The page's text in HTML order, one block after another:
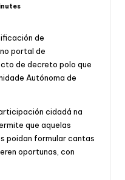
de
portal de
de decreto polo que
Autónoma de
cidadá na
que aquelas
poidan formular cantas
oportunas, con